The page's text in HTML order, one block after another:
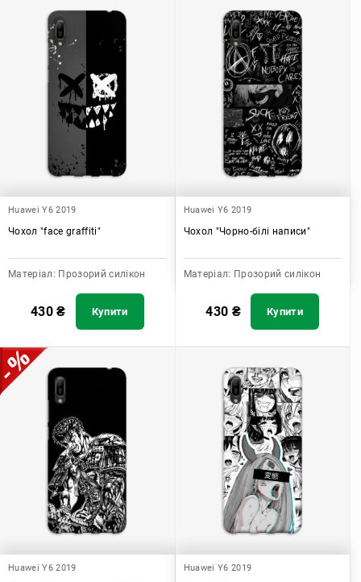
Huawei Y6 2019
Чохол "face graffiti"
Матеріал: Прозорий силікон
430₴ Купити
Huawei Y6 2019
Чохол "Чорно-білі написи"
Матеріал: Прозорий силікон
430 ₴ Купити
Huawei Y6 2019 Huawei Y6 2019